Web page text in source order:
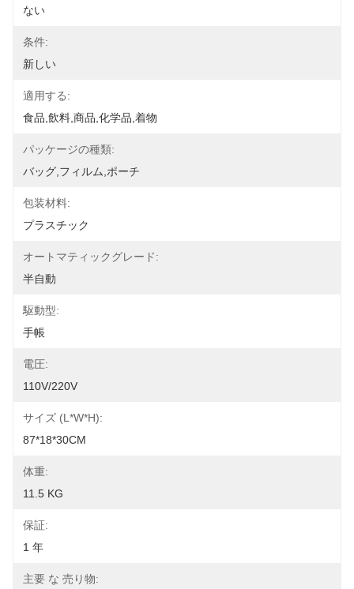
ない
条件:
新しい
適用する:
食品,飲料,商品,化学品,着物
パッケージの種類:
バッグ,フィルム,ポーチ
包装材料:
プラスチック
オートマティックグレード:
半自動
駆動型:
手帳
電圧:
110V/220V
サイズ (L*W*H):
87*18*30CM
体重:
11.5 KG
保証:
1 年
主要 な 売り物: